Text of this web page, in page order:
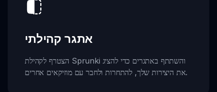
אתגר קהילתי
הצטרף לקהילת Sprunki והשתתף באתגרים כדי להציג
את היצירות שלך, להתחרות ולחבר עם מוזיקאים אחרים.